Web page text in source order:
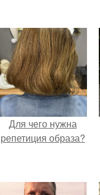
Для чего нужна
репетиция образа?